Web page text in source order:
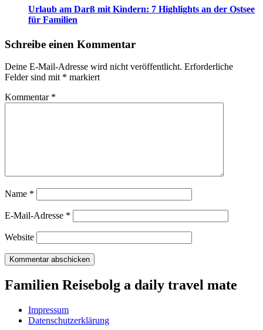
Urlaub am Darß mit Kindern: 7 Highlights an der Ostsee
für Familien
Schreibe einen Kommentar
Deine E-Mail-Adresse wird nicht veröffentlicht. Erforderliche
Felder sind mit * markiert
Kommentar *
Name *
E-Mail-Adresse *
Website
Familien Reisebolg a daily travel mate
Impressum
Datenschutzerklärung